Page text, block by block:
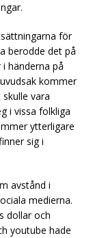
för
berodde det på
händerna på
kommer
vara
i vissa folkliga
ytterligare
sig i
avstånd i
medierna.
dollar och
youtube hade